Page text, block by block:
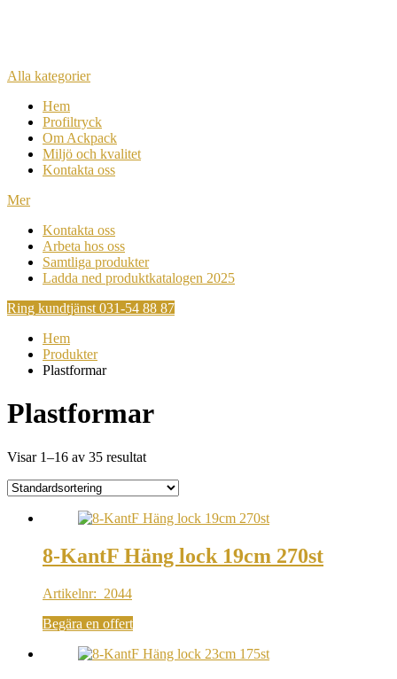
Alla kategorier
Hem
Profiltryck
Om Ackpack
Miljö och kvalitet
Kontakta oss
Mer
Kontakta oss
Arbeta hos oss
Samtliga produkter
Ladda ned produktkatalogen 2025
Ring kundtjänst 031-54 88 87
Hem
Produkter
Plastformar
Plastformar
Visar 1–16 av 35 resultat
8-KantF Häng lock 19cm 270st
Artikelnr: 2044
Begära en offert